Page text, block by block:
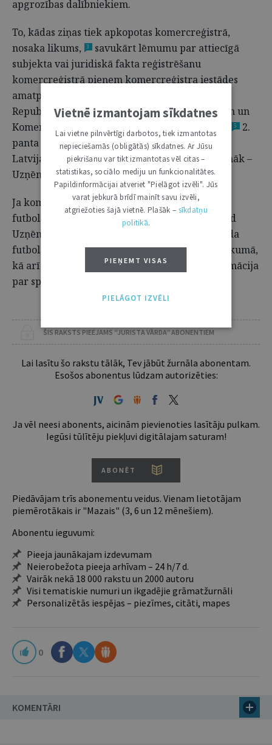
apgrozības dalībniekiem.
To, kādas ziņas tiek apkopotas komercreģistrā,
nosaka likums,
3
savukārt lēmumu par attiecīgā
subjekta vai juridiskā fakta reģistrēšanu
komercreģistrā pieņem komercreģistra iestādes
amatpersonas. Atbilstoši likuma "Par Latvijas
Republikas Uzņēmumu reģistru"
4 2. 7 pantam un
Komerclikuma spēkā stāšanās kārtības likuma
5
2.
panta pirmajai daļai komercreģistra iestāde ir
Latvijas Republikas Uzņēmumu reģistrs (turpmāk –
Uzņēmumu reģistrs).
Ja komerctiesisko apgrozību iedomājamies kā
futbola spēli, bet komersantus kā spēlētājus, tad
Uzņēmumu reģistrs ir kā tiesnesis, kas pārbauda
futbola zābakus spēlētājiem pirms došanās laukumā,
kā arī atbild par tablo, uz kura ir būtiska informācija
par spēlētāju sastāvu un notikumiem laukumā.
ŠIS RAKSTS PIEEJAMS “JURISTA VĀRDA” ABONENTIEM
Lai lasītu šo rakstu tālāk, Tev jābūt žurnāla abonentam.
Esošos abonentus lūdzam autorizēties:
Ja vēl neesi abonents, aicinām pievienoties lasītāju pulkam.
Iegūsi tūlītēju piekļuvi digitālajam saturam!
ABONĒT
Piedāvājam trīs abonementu veidus. Vienam lietotājam
piemērotākais ir "Mazais" (3, 6 un 12 mēnešiem).
Abonentu ieguvumi:
Pieeja jaunākajam izdevumam
Neierobežota pieeja arhīvam – 24 h/7 d.
Vairāk nekā 18 000 rakstu un 2000 autoru
Visi tematiskie numuri un ikgadējie grāmatžurnāli
Personalizētās iespējas – piezīmes, citāti, mapes
0
KOMENTĀRI
Vietnē izmantojam sīkdatnes
Lai vietne pilnvērtīgi darbotos, tiek izmantotas
nepieciešamās (obligātās) sīkdatnes. Ar Jūsu
piekrišanu var tikt izmantotas vēl citas –
statistikas, sociālo mediju un funkcionalitātes.
Papildinformācijai atveriet "Pielāgot izvēli". Jūs
varat jebkurā brīdī mainīt savu izvēli,
atgriežoties šajā vietnē. Plašāk – sīkdatņu
politikā.
PIEŅEMT VISAS
PIELĀGOT IZVĒLI